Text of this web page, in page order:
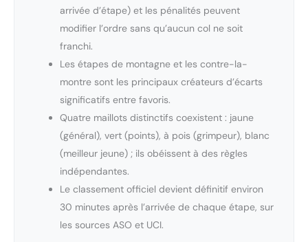
arrivée d’étape) et les pénalités peuvent
modifier l’ordre sans qu’aucun col ne soit
franchi.
Les étapes de montagne et les contre-la-
montre sont les principaux créateurs d’écarts
significatifs entre favoris.
Quatre maillots distinctifs coexistent : jaune
(général), vert (points), à pois (grimpeur), blanc
(meilleur jeune) ; ils obéissent à des règles
indépendantes.
Le classement officiel devient définitif environ
30 minutes après l’arrivée de chaque étape, sur
les sources ASO et UCI.